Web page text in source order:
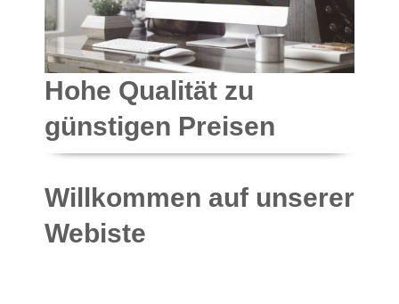
Hohe Qualität zu
günstigen Preisen
Willkommen auf unserer
Webiste